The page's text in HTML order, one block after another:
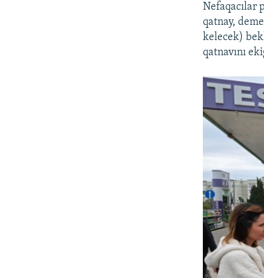
Nefaqacılar
qatnay,
kelecek)
qatnavını